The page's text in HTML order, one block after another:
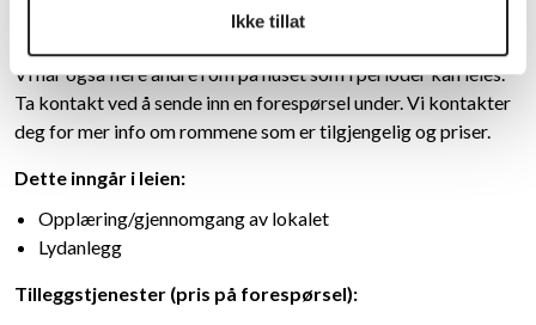
Ikke tillat
Andre lokaler
Vi har også flere andre rom på huset som i perioder kan leies.
Ta kontakt ved å sende inn en forespørsel under. Vi kontakter
deg for mer info om rommene som er tilgjengelig og priser.
Dette inngår i leien:
Opplæring/gjennomgang av lokalet
Lydanlegg
Tilleggstjenester (pris på forespørsel):